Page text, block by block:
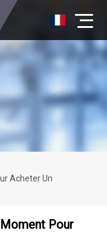
Acheter Un
Pour